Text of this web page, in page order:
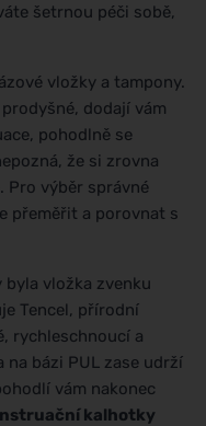
šetrnou péči sobě,
vložky a tampony.
dodají vám
pohodlně se
že si zrovna
Pro výběr správné
přeměřit a porovnat s
vložka zvenku
Tencel, přírodní
rychleschnoucí a
na bázi PUL zase udrží
vám nakonec
kalhotky